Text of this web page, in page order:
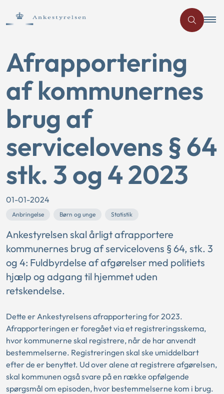
Afrapportering
af kommunernes
brug af
servicelovens § 64
stk. 3 og 4 2023
01-01-2024
Anbringelse Børn og unge Statistik
Ankestyrelsen skal årligt afrapportere
kommunernes brug af servicelovens § 64, stk. 3
og 4: Fuldbyrdelse af afgørelser med politiets
hjælp og adgang til hjemmet uden
retskendelse.
Dette er Ankestyrelsens afrapportering for 2023.
Afrapporteringen er foregået via et registreringsskema,
hvor kommunerne skal registrere, når de har anvendt
bestemmelserne. Registreringen skal ske umiddelbart
efter de er benyttet. Ud over alene at registrere afgørelsen,
skal kommunen også svare på en række opfølgende
spørgsmål om episoden, hvor bestemmelserne kom i brug.